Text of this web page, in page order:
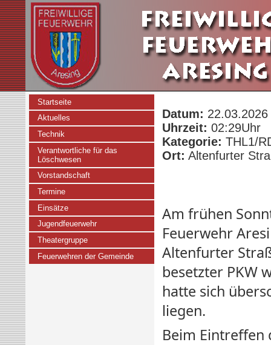
Startseite
Aktuelles
Technik
Verantwortliche für das
Löschwesen
Vorstandschaft
Termine
Einsätze
Jugendfeuerwehr
Theatergruppe
Feuerwehren der Gemeinde
Datum: 22.03.2026
Uhrzeit: 02:29Uhr
Kategorie: THL1/
Ort: Altenfurter
Am frühen
Feuerwehr
Altenfurter
besetzter PKW
hatte sich
liegen.
Beim Eintreffen